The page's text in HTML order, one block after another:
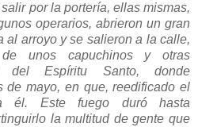
por la portería, ellas mismas,
operarios, abrieron un gran
al arroyo y se salieron a la calle,
de unos capuchinos y otras
del Espíritu Santo, donde
de mayo, en que, reedificado el
él. Este fuego duró hasta
la multitud de gente que